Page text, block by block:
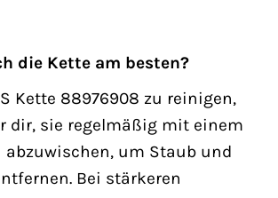
die Kette am besten?
Kette 88976908 zu reinigen,
dir, sie regelmäßig mit einem
abzuwischen, um Staub und
Bei stärkeren